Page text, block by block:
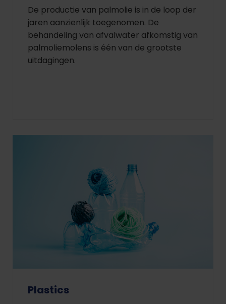
De productie van palmolie is in de loop der
jaren aanzienlijk toegenomen. De
behandeling van afvalwater afkomstig van
palmoliemolens is één van de grootste
uitdagingen.
Plastics